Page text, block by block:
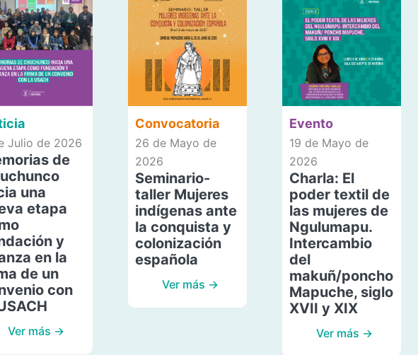
Julio de 2026
de
una
etapa
y
en la
de un
con
Ver más →
Convocatoria
26 de Mayo de
2026
Seminario-
taller Mujeres
indígenas ante
la conquista y
colonización
española
Ver más →
Evento
19 de Mayo de
2026
Charla: El
poder textil de
las mujeres de
Ngulumapu.
Intercambio
del
makuñ/poncho
Mapuche, siglo
XVII y XIX
Ver más →